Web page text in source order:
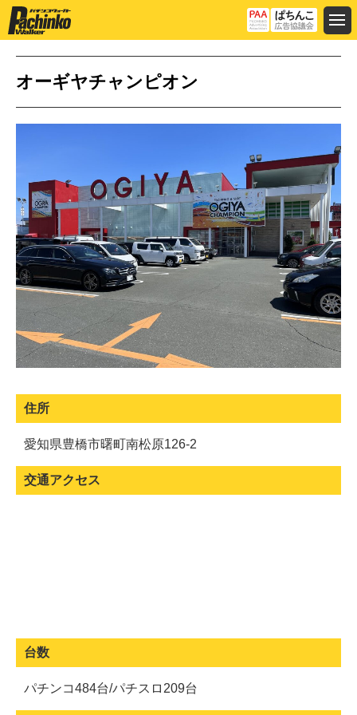
オーギヤチャンピオン
住所
愛知県豊橋市曙町南松原126-2
交通アクセス
台数
パチンコ484台/パチスロ209台